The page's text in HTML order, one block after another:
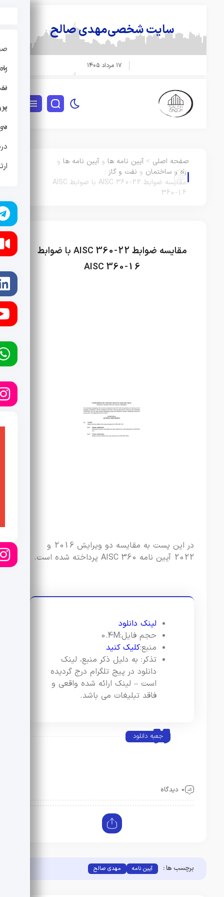
سایت شخصیمهدی صالح
صفحه اصلی > آیین نامه ها و آیین نامه ها و
راه و ساختمان و نفت و گاز :
مقایسه ضوابط AISC 360-22 با ضوابط AISC
360-16
مقایسه ضوابط AISC 360-22 با ضوابط
AISC 360-16
در این پست به مقایسه دو ویرایش 2016 و
2022 آیین نامه AISC 360 پرداخته شده است.
لینک دانلود
حجم فایل:0.4M
منبع:کلیک کنید
تذکر: به دلیل ذکر منبع، لینک
دانلود در پیج تلگرام درج گردیده
است – لینک ارائه شده واقعی و
فاقد تبلیغات می باشد.
جعبه دانلود
0 دیدگاه
برچسب ها : آیین نامه مهدی صالح